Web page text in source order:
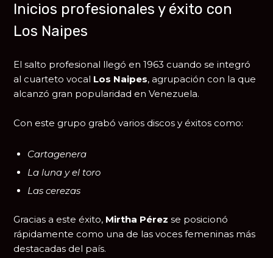
Inicios profesionales y éxito con
Los Naipes
El salto profesional llegó en 1963 cuando se integró
al cuarteto vocal Los Naipes, agrupación con la que
alcanzó gran popularidad en Venezuela.
Con este grupo grabó varios discos y éxitos como:
Cartagenera
La luna y el toro
Las cerezas
Gracias a este éxito, Mirtha Pérez se posicionó
rápidamente como una de las voces femeninas más
destacadas del país.